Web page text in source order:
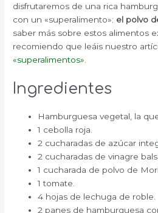
disfrutaremos de una rica
con un «superalimento»: el polvo
saber más sobre estos alimentos
recomiendo que leáis nuestro
«superalimentos»
Ingredientes
Hamburguesa vegetal, la
1 cebolla roja.
2 cucharadas de azúcar
2 cucharadas de vinagre
1 cucharada de polvo de
1 tomate.
4 hojas de lechuga de roble.
2 panes de hamburguesa